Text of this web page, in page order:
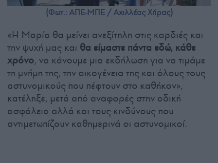
(Φωτ.: ΑΠΕ-ΜΠΕ / Αχιλλέας Χήρας)
«Η Μαρία θα μείνει ανεξίτηλη στις καρδιές και
την ψυχή μας και θα είμαστε πάντα εδώ, κάθε
χρόνο, να κάνουμε μια εκδήλωση για να τιμάμε
τη μνήμη της, την οικογένεια της και όλους τους
αστυνομικούς που πέφτουν στο καθήκον»,
κατέληξε, μετά από αναφορές στην οδική
ασφάλεια αλλά και τους κινδύνους που
αντιμετωπίζουν καθημερινά οι αστυνομικοί.